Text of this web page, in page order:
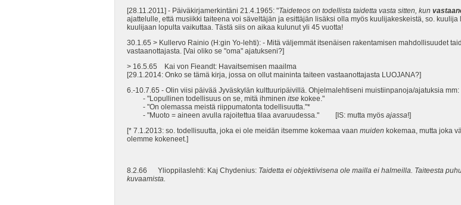
[28.11.2011] - Päiväkirjamerkintäni 21.4.1965: "Taideteos on todellista taidetta vasta sitten, kun
ajattelulle, että musiikki taiteena voi säveltäjän ja esittäjän lisäksi olla myös kuulijakeskeistä, so.
kuulijaan lopulta vaikuttaa. Tästä siis on aikaa kulunut yli 45 vuotta!
30.1.65 > Kullervo Rainio (H:gin Yo-lehti): - Mitä väljemmät itsenäisen rakentamisen mahdollisuudet
vastaanottajasta. [Vai oliko se "oma" ajatukseni?]
> 16.5.65 Kai von Fieandt: Havaitsemisen maailma
[29.1.2014: Onko se tämä kirja, jossa on ollut maininta taiteen vastaanottajasta LUOJANA?]
6.-10.7.65 - Olin viisi päivää Jyväskylän kulttuuripäivillä. Ohjelmalehtiseni muistiinpanoja/ajatuksia mm:
- "Lopullinen todellisuus on se, mitä ihminen itse kokee."
- "On olemassa meistä riippumatonta todellisuutta."*
- "Muoto = aineen avulla rajoitettua tilaa avaruudessa." [IS: mutta myös ajassa!]
[* 7.1.2013: so. todellisuutta, joka ei ole meidän itsemme kokemaa vaan muiden kokemaa, mutta joka
olemme kokeneet.]
8.2.66 Ylioppilaslehti: Kaj Chydenius: Taidetta ei objektiivisena ole mailla ei halmeilla. Taiteesta
kuvaamista.